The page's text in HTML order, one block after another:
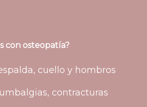
con osteopatía?
cuello y hombros
contracturas